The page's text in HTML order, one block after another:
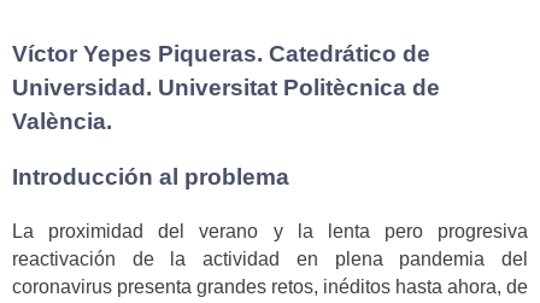
Víctor Yepes Piqueras. Catedrático de
Universidad. Universitat Politècnica de
València.
Introducción al problema
La proximidad del verano y la lenta pero progresiva
reactivación de la actividad en plena pandemia del
coronavirus presenta grandes retos, inéditos hasta ahora, de